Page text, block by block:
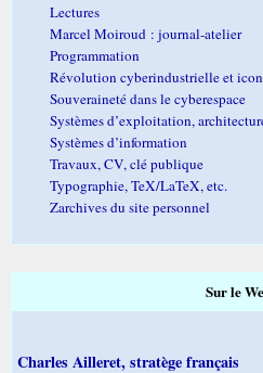
Lectures
Marcel Moiroud : journal-atelier
Programmation
Révolution cyberindustrielle et
Souveraineté dans le cyberespace
Systèmes d’exploitation,
Systèmes d’information
Travaux, CV, clé publique
Typographie, TeX/LaTeX, etc.
Zarchives du site personnel
Sur le
Charles Ailleret, stratège français